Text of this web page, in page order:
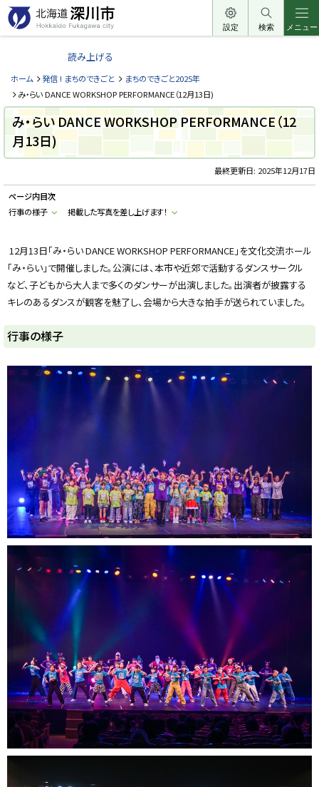
本
文
へ
ー
北
道
深
川
市
H
k
i
d
o
F
a
g
a
a
c
i
y
設定 検索 メニュー
読み上げる
ホーム 発信 ! まちのできごと
まちのできごと2025年
み・らい DANCE WORKSHOP PERFORMANCE（12月13日)
み・らい DANCE WORKSHOP PERFORMANCE（12
月13日)
最終更新日: 2025年12月17日
ページ内目次
行事の様子
掲載した写真を差し上げます！
12月13日「み・らい DANCE WORKSHOP PERFORMANCE」を文化交流ホール
「み・らい」で開催しました。公演には、本市や近郊で活動するダンスサークル
など、子どもから大人まで多くのダンサーが出演しました。出演者が披露する
キレのあるダンスが観客を魅了し、会場から大きな拍手が送られていました。
行事の様子